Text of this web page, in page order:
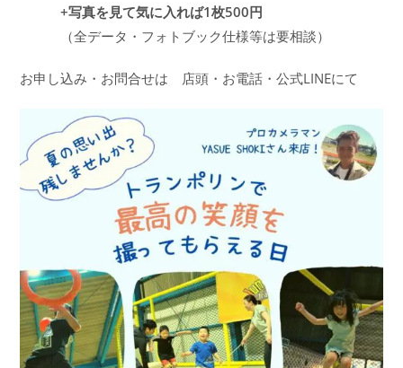
+写真を見て気に入れば1枚500円
（全データ・フォトブック仕様等は要相談）
お申し込み・お問合せは 店頭・お電話・公式LINEにて